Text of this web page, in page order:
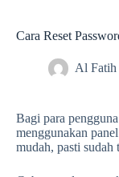
Cara Reset
Al Fatih
Bagi para
menggunakan
mudah, pasti